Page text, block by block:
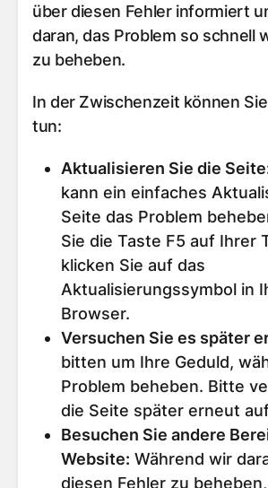
über diesen Fehler informiert
daran, das Problem so schnell
zu beheben.
In der Zwischenzeit können
tun:
Aktualisieren Sie die Seite
kann ein einfaches
Seite das Problem
Sie die Taste F5 auf Ihrer
klicken Sie auf das
Aktualisierungssymbol in
Browser.
Versuchen Sie es später
bitten um Ihre Geduld,
Problem beheben. Bitte
die Seite später erneut
Besuchen Sie andere
Website: Während wir
diesen Fehler zu